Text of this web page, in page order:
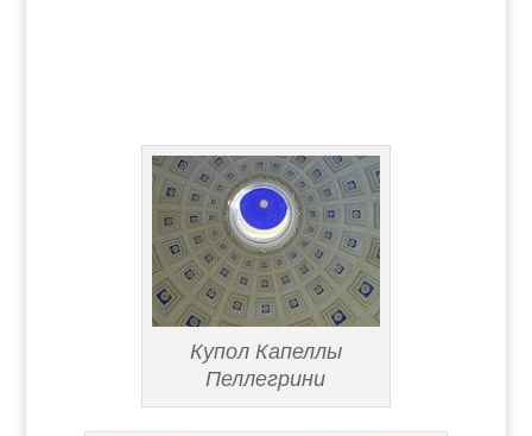
Купол Капеллы
Пеллегрини